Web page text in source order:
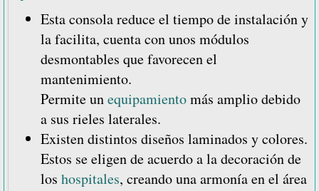
Esta consola reduce el tiempo de instalación y
la facilita, cuenta con unos módulos
desmontables que favorecen el
mantenimiento.
Permite unequipamientomás amplio debido
a sus rieles laterales.
Existen distintos diseños laminados y colores.
Estos se eligen de acuerdo a la decoración de
los hospitales, creando una armonía en el área